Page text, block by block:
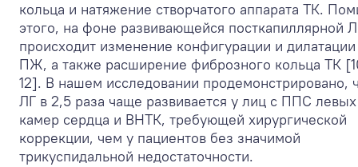
кольца и натяжение створчатого аппарата ТК.
этого, на фоне развивающейся посткапиллярной
происходит изменение конфигурации и дилатации
ПЖ, а также расширение фиброзного кольца ТК
12]. В нашем исследовании продемонстрировано,
ЛГ в 2,5 раза чаще развивается у лиц с ППС левых
камер сердца и ВНТК, требующей хирургической
коррекции, чем у пациентов без значимой
трикуспидальной недостаточности.